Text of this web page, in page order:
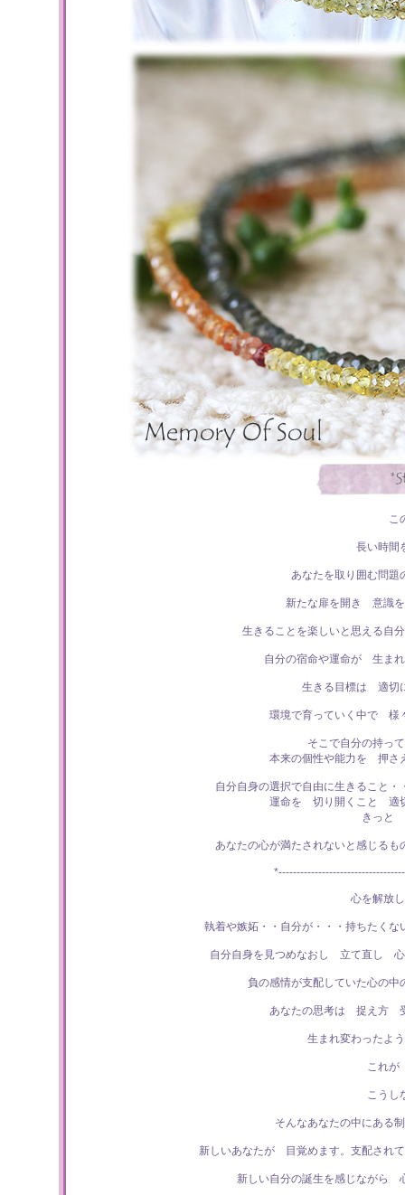
こ
長い時間
あなたを取り囲む問
新たな扉を開き 意識
生きることを楽しいと思える自
自分の宿命や運命が 生ま
生きる目標は 適切
環境で育っていく中で 様
そこで自分の持っ
本来の個性や能力を 押さ
自分自身の選択で自由に生きること
運命を 切り開くこと 適
きっと
あなたの心が満たされないと感じる
心を解放
執着や嫉妬・・自分が・・・持ちたく
自分自身を見つめなおし 立て直し
負の感情が支配していた心の
あなたの思考は 捉え方
生まれ変わったよ
これが
こうし
そんなあなたの中にあ
新しいあなたが 目覚めます。支配さ
新しい自分の誕生を感じながら